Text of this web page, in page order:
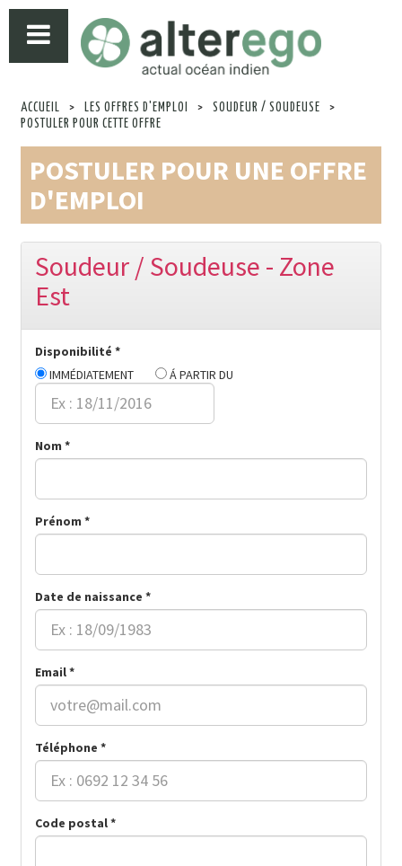
ACCUEIL > LES OFFRES D'EMPLOI > SOUDEUR / SOUDEUSE
>
POSTULER POUR CETTE OFFRE
POSTULER POUR UNE OFFRE
D'EMPLOI
Soudeur / Soudeuse - Zone
Est
Disponibilité *
IMMÉDIATEMENT
Á PARTIR DU
Nom *
Prénom *
Date de naissance *
Email *
Téléphone *
Code postal *